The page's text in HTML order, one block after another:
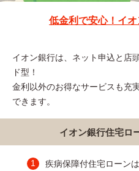
低金利で安心！イ
イオン銀行は、ネット申込と店
ド型！
金利以外のお得なサービスも充
できます。
イオン銀行住宅ロ
疾病保障付住宅ローンは